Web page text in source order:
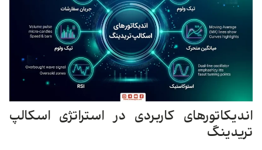
اندیکاتورهای کاربردی در استراتژی اسکالپ
تریدینگ